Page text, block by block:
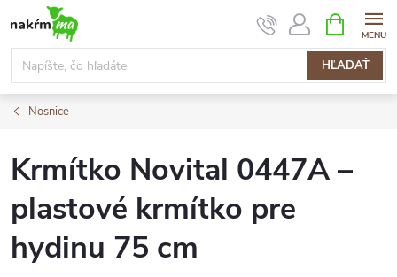
na
obsah
HĽADAŤ
KOŠÍK
Nosnice
Krmítko Novital 0447A –
plastové krmítko pre
hydinu 75 cm